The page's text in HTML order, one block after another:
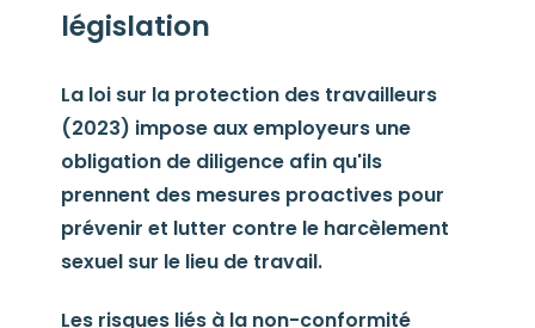
législation
La loi sur la protection des travailleurs
(2023) impose aux employeurs une
obligation de diligence afin qu'ils
prennent des mesures proactives pour
prévenir et lutter contre le harcèlement
sexuel sur le lieu de travail.
Les risques liés à la non-conformité